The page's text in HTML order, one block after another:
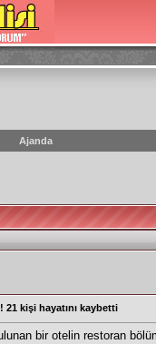
Ajanda
kişi hayatını kaybetti
bir otelin restoran